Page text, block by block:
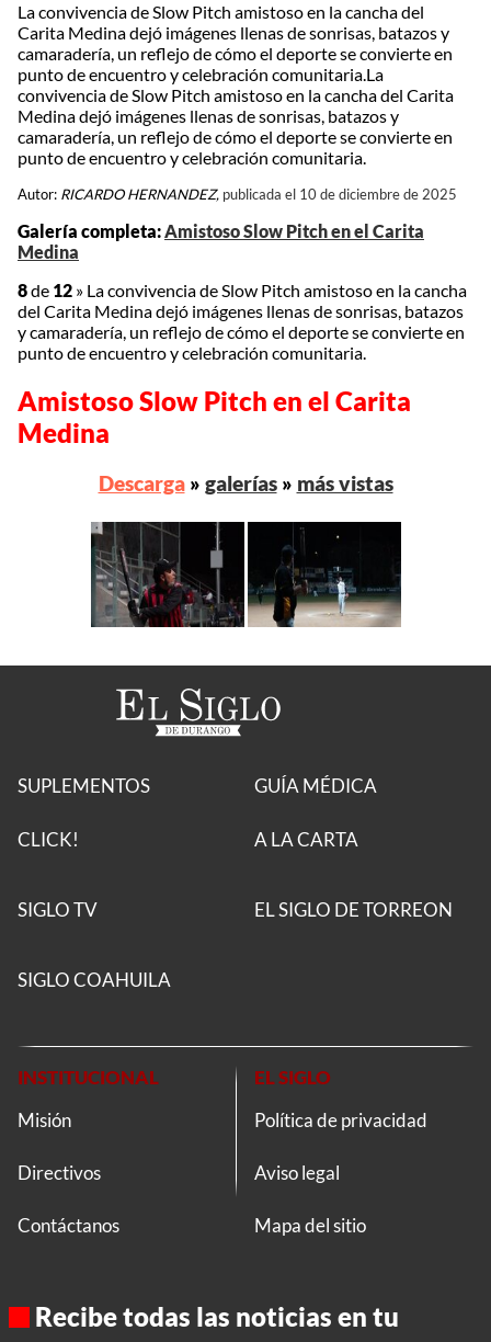
La convivencia de Slow Pitch amistoso en la cancha del
Carita Medina dejó imágenes llenas de sonrisas, batazos y
camaradería, un reflejo de cómo el deporte se convierte en
punto de encuentro y celebración comunitaria.La
convivencia de Slow Pitch amistoso en la cancha del Carita
Medina dejó imágenes llenas de sonrisas, batazos y
camaradería, un reflejo de cómo el deporte se convierte en
punto de encuentro y celebración comunitaria.
Autor: RICARDO HERNANDEZ, publicada el 10 de diciembre de 2025
Galería completa:Amistoso Slow Pitch en el Carita
Medina
8de 12 » La convivencia de Slow Pitch amistoso en la cancha
del Carita Medina dejó imágenes llenas de sonrisas, batazos
y camaradería, un reflejo de cómo el deporte se convierte en
punto de encuentro y celebración comunitaria.
Amistoso Slow Pitch en el Carita
Medina
Descarga» galerías» más vistas
SUPLEMENTOS
CLICK!
GUÍA MÉDICA
A LA CARTA
SIGLO TV EL SIGLO DE TORREON
SIGLO COAHUILA
INSTITUCIONAL
Misión
Directivos
Contáctanos
EL SIGLO
Política de privacidad
Aviso legal
Mapa del sitio
Recibe todas las noticias en tu